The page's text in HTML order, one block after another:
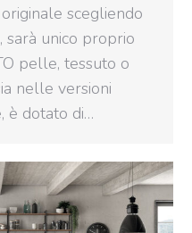
scegliendo
sarà unico proprio
pelle, tessuto o
nelle versioni
è dotato di…